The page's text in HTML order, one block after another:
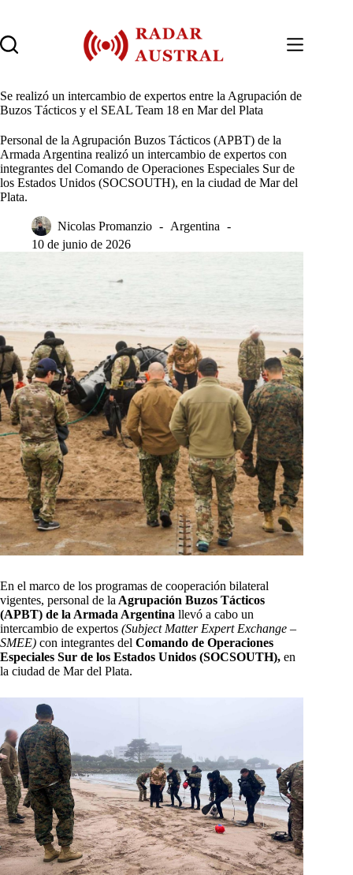
contenido
Se realizó un intercambio de expertos entre la Agrupación de
Buzos Tácticos y el SEAL Team 18 en Mar del Plata
Personal de la Agrupación Buzos Tácticos (APBT) de la
Armada Argentina realizó un intercambio de expertos con
integrantes del Comando de Operaciones Especiales Sur de
los Estados Unidos (SOCSOUTH), en la ciudad de Mar del
Plata.
Nicolas Promanzio
Argentina
10 de junio de 2026
En el marco de los programas de cooperación bilateral
vigentes, personal de la Agrupación Buzos Tácticos
(APBT) de la Armada Argentina llevó a cabo un
intercambio de expertos (Subject Matter Expert Exchange –
SMEE) con integrantes del Comando de Operaciones
Especiales Sur de los Estados Unidos (SOCSOUTH), en
la ciudad de Mar del Plata.